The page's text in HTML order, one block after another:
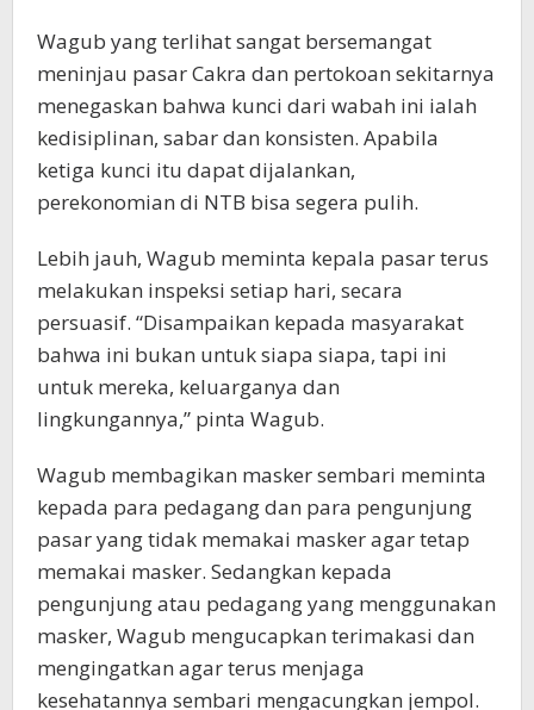
Wagub yang terlihat sangat bersemangat
meninjau pasar Cakra dan pertokoan sekitarnya
menegaskan bahwa kunci dari wabah ini ialah
kedisiplinan, sabar dan konsisten. Apabila
ketiga kunci itu dapat dijalankan,
perekonomian di NTB bisa segera pulih.
Lebih jauh, Wagub meminta kepala pasar terus
melakukan inspeksi setiap hari, secara
persuasif. “Disampaikan kepada masyarakat
bahwa ini bukan untuk siapa siapa, tapi ini
untuk mereka, keluarganya dan
lingkungannya,” pinta Wagub.
Wagub membagikan masker sembari meminta
kepada para pedagang dan para pengunjung
pasar yang tidak memakai masker agar tetap
memakai masker. Sedangkan kepada
pengunjung atau pedagang yang menggunakan
masker, Wagub mengucapkan terimakasi dan
mengingatkan agar terus menjaga
kesehatannya sembari mengacungkan jempol.